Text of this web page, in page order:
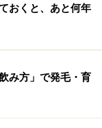
うのです。
います。この毛
えることはあり
のではなく、な
、ヘアケアでは
おくと、あと何年
み方」で発毛・育